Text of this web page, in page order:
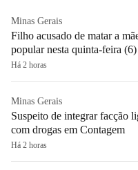
Minas Gerais
Filho acusado de matar a
popular nesta quinta-feira (6)
Há 2 horas
Minas Gerais
Suspeito de integrar facção
com drogas em Contagem
Há 2 horas